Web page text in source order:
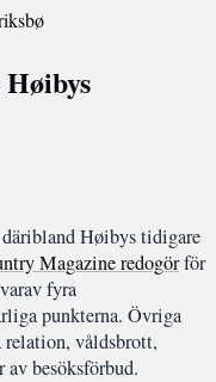
Høibys tidigare
Magazine redogörför
fyra
punkterna. Övriga
relation, våldsbrott,
besöksförbud.